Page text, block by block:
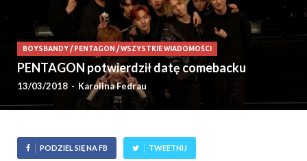
BOYSBANDY/ PENTAGON /WSZYSTKIE WIADOMOŚCI
PENTAGON potwierdził datę comebacku
13/03/2018 - Karolina Fedrau
PODZIEL SIĘ NA FB TWEETNIJ